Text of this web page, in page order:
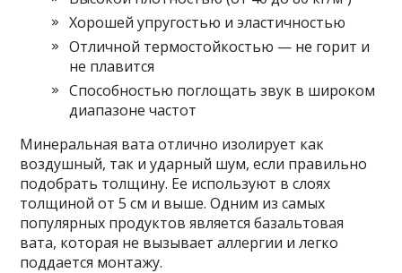
Хорошей упругостью и эластичностью
Отличной термостойкостью — не горит и
не плавится
Способностью поглощать звук в широком
диапазоне частот
Минеральная вата отлично изолирует как
воздушный, так и ударный шум, если правильно
подобрать толщину. Ее используют в слоях
толщиной от 5 см и выше. Одним из самых
популярных продуктов является базальтовая
вата, которая не вызывает аллергии и легко
поддается монтажу.